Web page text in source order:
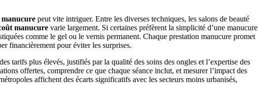
peut vite intriguer. Entre les diverses techniques, les salons de beauté
manucure varie largement. Si certaines préfèrent la simplicité d’une manucure
comme le gel ou le vernis permanent. Chaque prestation manucure promet
financièrement pour éviter les surprises.
tarifs plus élevés, justifiés par la qualité des soins des ongles et l’expertise des
offertes, comprendre ce que chaque séance inclut, et mesurer l’impact des
affichent des écarts significatifs avec les secteurs moins urbanisés,